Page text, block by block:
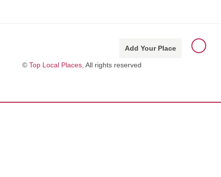
Add Your Place
© Top Local Places , All rights reserved